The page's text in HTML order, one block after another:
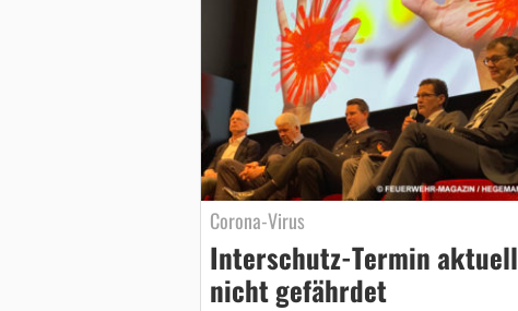
Corona-Virus
Interschutz-Termin aktuell
nicht gefährdet